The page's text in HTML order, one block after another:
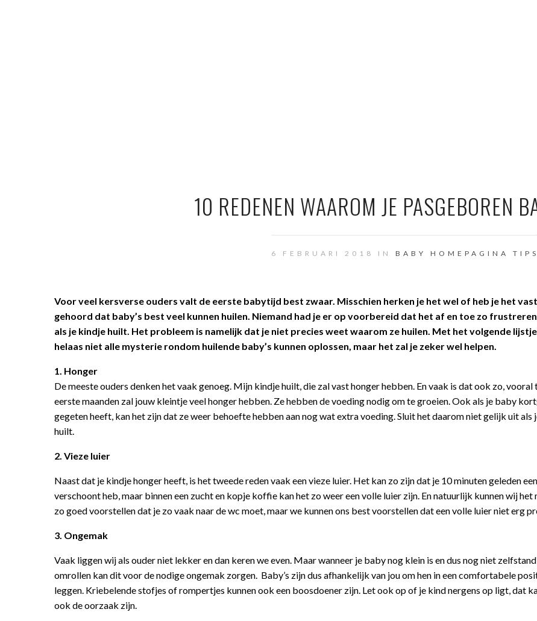
10 REDENEN WAAROM JE PASGEBOREN
6 FEBRUARI 2018 IN BABY HOMEPAGINA TIPS
Voor veel kersverse ouders valt de eerste babytijd best zwaar. Misschien herken je het wel of heb je het
gehoord dat baby’s best veel kunnen huilen. Niemand had je er op voorbereid dat het af en toe zo
als je kindje huilt. Het probleem is namelijk dat je niet precies weet waarom ze huilen. Met het volgende
helaas niet alle mysterie rondom huilende baby’s kunnen oplossen, maar het zal je zeker wel helpen.
1. Honger
De meeste ouders denken het vaak genoeg. Mijn kindje huilt, die zal vast honger hebben. En vaak is dat ook zo, vooral
eerste maanden zal jouw kleintje veel honger hebben. Ze hebben de voeding nodig om te groeien. Ook als je baby
gegeten heeft, kan het zijn dat ze weer behoefte hebben aan nog wat extra voeding. Sluit het daarom niet gelijk uit als
huilt.
2. Vieze luier
Naast dat je kindje honger heeft, is het tweede reden vaak een vieze luier. Het kan zo zijn dat je 10 minuten geleden
verschoont heb, maar binnen een zucht en kopje koffie kan het zo weer een volle luier zijn. En natuurlijk kunnen wij het
zo goed voorstellen dat je zo vaak naar de wc moet, maar we kunnen ons best voorstellen dat een volle luier niet erg
3. Ongemak
Vaak liggen wij als ouder niet lekker en dan keren we even. Maar wanneer je baby nog klein is en dus nog niet
omrollen kan dit voor de nodige ongemak zorgen. Baby’s zijn dus afhankelijk van jou om hen in een comfortabele
leggen. Kriebelende stofjes of rompertjes kunnen ook een boosdoener zijn. Let ook op of je kind nergens op ligt, dat
ook de oorzaak zijn.